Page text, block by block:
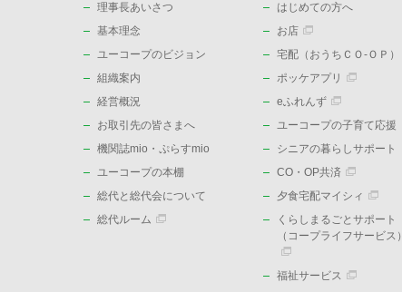
理事長あいさつ
基本理念
ユーコープのビジョン
組織案内
経営概況
お取引先の皆さまへ
機関誌mio・ぷらすmio
ユーコープの本棚
総代と総代会について
総代ルーム
はじめての方へ
お店
宅配（おうちＣＯ-ＯＰ）
ポッケアプリ
eふれんず
ユーコープの子育て応援
シニアの暮らしサポート
CO・OP共済
夕食宅配マイシィ
くらしまるごとサポート
（コープライフサービス）
福祉サービス